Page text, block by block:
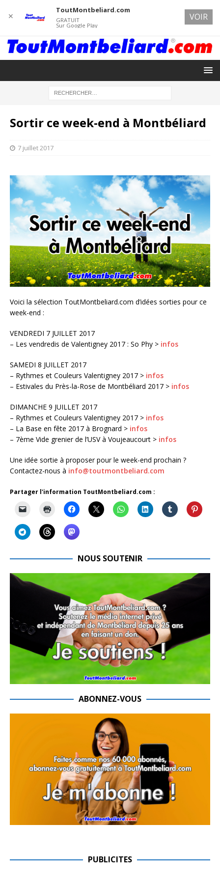
Sortir ce week-end à Montbéliard
7 juillet 2017
Voici la sélection ToutMontbeliard.com d’idées sorties pour ce
week-end :
VENDREDI 7 JUILLET 2017
– Les vendredis de Valentigney 2017 : So Phy > infos
SAMEDI 8 JUILLET 2017
– Rythmes et Couleurs Valentigney 2017 > infos
– Estivales du Près-la-Rose de Montbéliard 2017 > infos
DIMANCHE 9 JUILLET 2017
– Rythmes et Couleurs Valentigney 2017 > infos
– La Base en fête 2017 à Brognard > infos
– 7ème Vide grenier de l’USV à Voujeaucourt > infos
Une idée sortie à proposer pour le week-end prochain ?
Contactez-nous à info@toutmontbeliard.com
Partager l'information ToutMontbeliard.com :
NOUS SOUTENIR
ABONNEZ-VOUS
PUBLICITES
✕
ToutMontbeliard.com
GRATUIT
Sur Google Play
VOIR